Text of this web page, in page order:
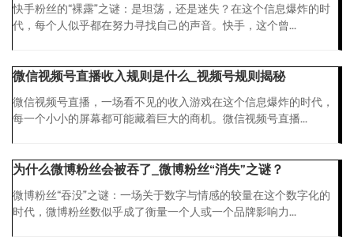
快手粉丝的“裸露”之谜：是坦荡，还是迷失？在这个信息爆炸的时
代，每个人似乎都在努力寻找自己的声音。快手，这个曾...
微信视频号直播收入规则是什么_视频号规则揭秘
微信视频号直播，一场看不见的收入游戏在这个信息爆炸的时代，
每一个小小的屏幕都可能藏着巨大的商机。微信视频号直播...
为什么微博粉丝会被吞了_微博粉丝“消失”之谜？
微博粉丝“吞没”之谜：一场关于数字与情感的较量在这个数字化的
时代，微博粉丝数似乎成了衡量一个人或一个品牌影响力...